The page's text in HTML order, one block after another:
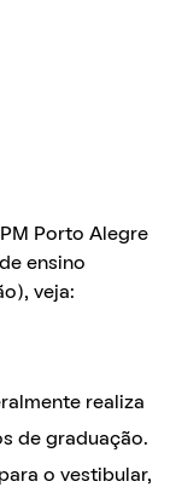
Porto Alegre
ensino
veja:
realiza
de graduação.
o vestibular,